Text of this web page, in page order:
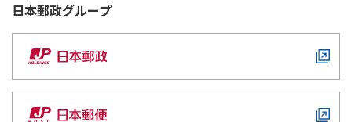
日本郵政グループ